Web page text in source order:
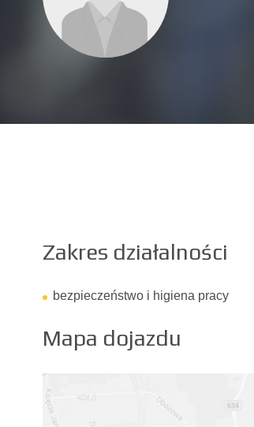
Zakres działalności
bezpieczeństwo i higiena pracy
Mapa dojazdu